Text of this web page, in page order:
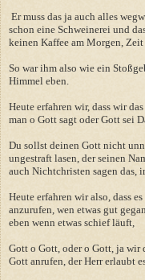
Er muss das ja auch alles
schon eine Schweinerei und
keinen Kaffee am Morgen,
So war ihm also wie ein
Himmel eben.
Heute erfahren wir, dass wir
man o Gott sagt oder Gott sei
Du sollst deinen Gott nicht
ungestraft lasen, der seinen
auch Nichtchristen sagen das,
Heute erfahren wir also, dass
anzurufen, wen etwas gut
eben wenn etwas schief läuft,
Gott o Gott, oder o Gott, ja wir
Gott anrufen, der Herr erlaubt